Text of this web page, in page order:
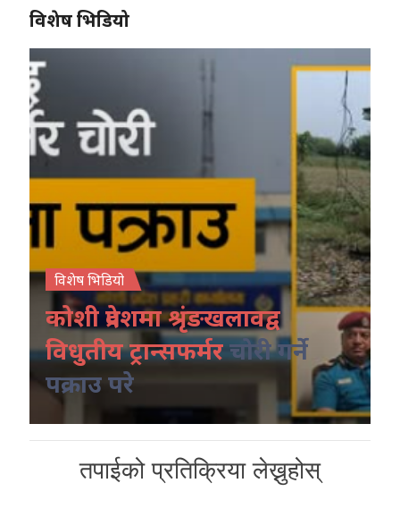
विशेष भिडियो
विशेष भिडियो
कोशी प्रदेशमा श्रृंङखलावद्व
विधुतीय ट्रान्सफर्मरचोरी गर्ने
पक्राउ परे
तपाईको प्रतिक्रिया लेख्नुहोस्